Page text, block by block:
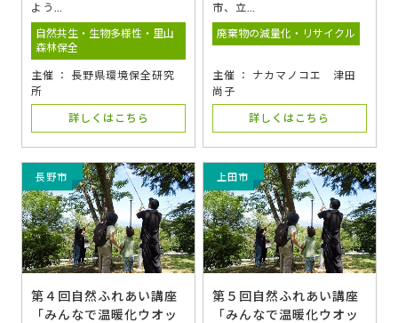
よう…
自然共生・生物多様性・里山
森林保全
主催 ： 長野県環境保全研究
所
詳しくはこちら
市、立…
廃棄物の減量化・リサイクル
主催 ： ナカマノコエ 津田
尚子
詳しくはこちら
長野市
第４回自然ふれあい講座
「みんなで温暖化ウオッ
上田市
第５回自然ふれあい講座
「みんなで温暖化ウオッ